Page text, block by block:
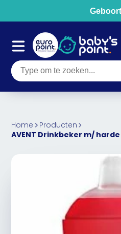
Home
Producten
AVENT Drinkbeker m/